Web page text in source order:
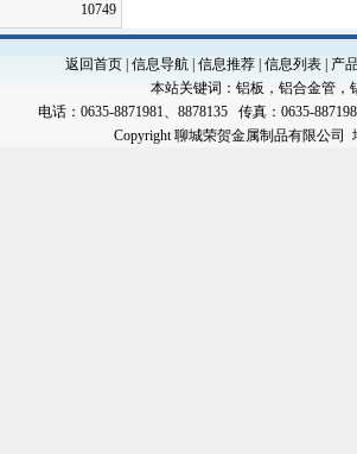
10749
返回首页 信息导航 信息推荐 信息列表
产
本站关键词： 铝板 ， 铝合金管 ，
电话：0635-8871981、8878135 传真：0635-
Copyright 聊城荣贺金属制品有限公